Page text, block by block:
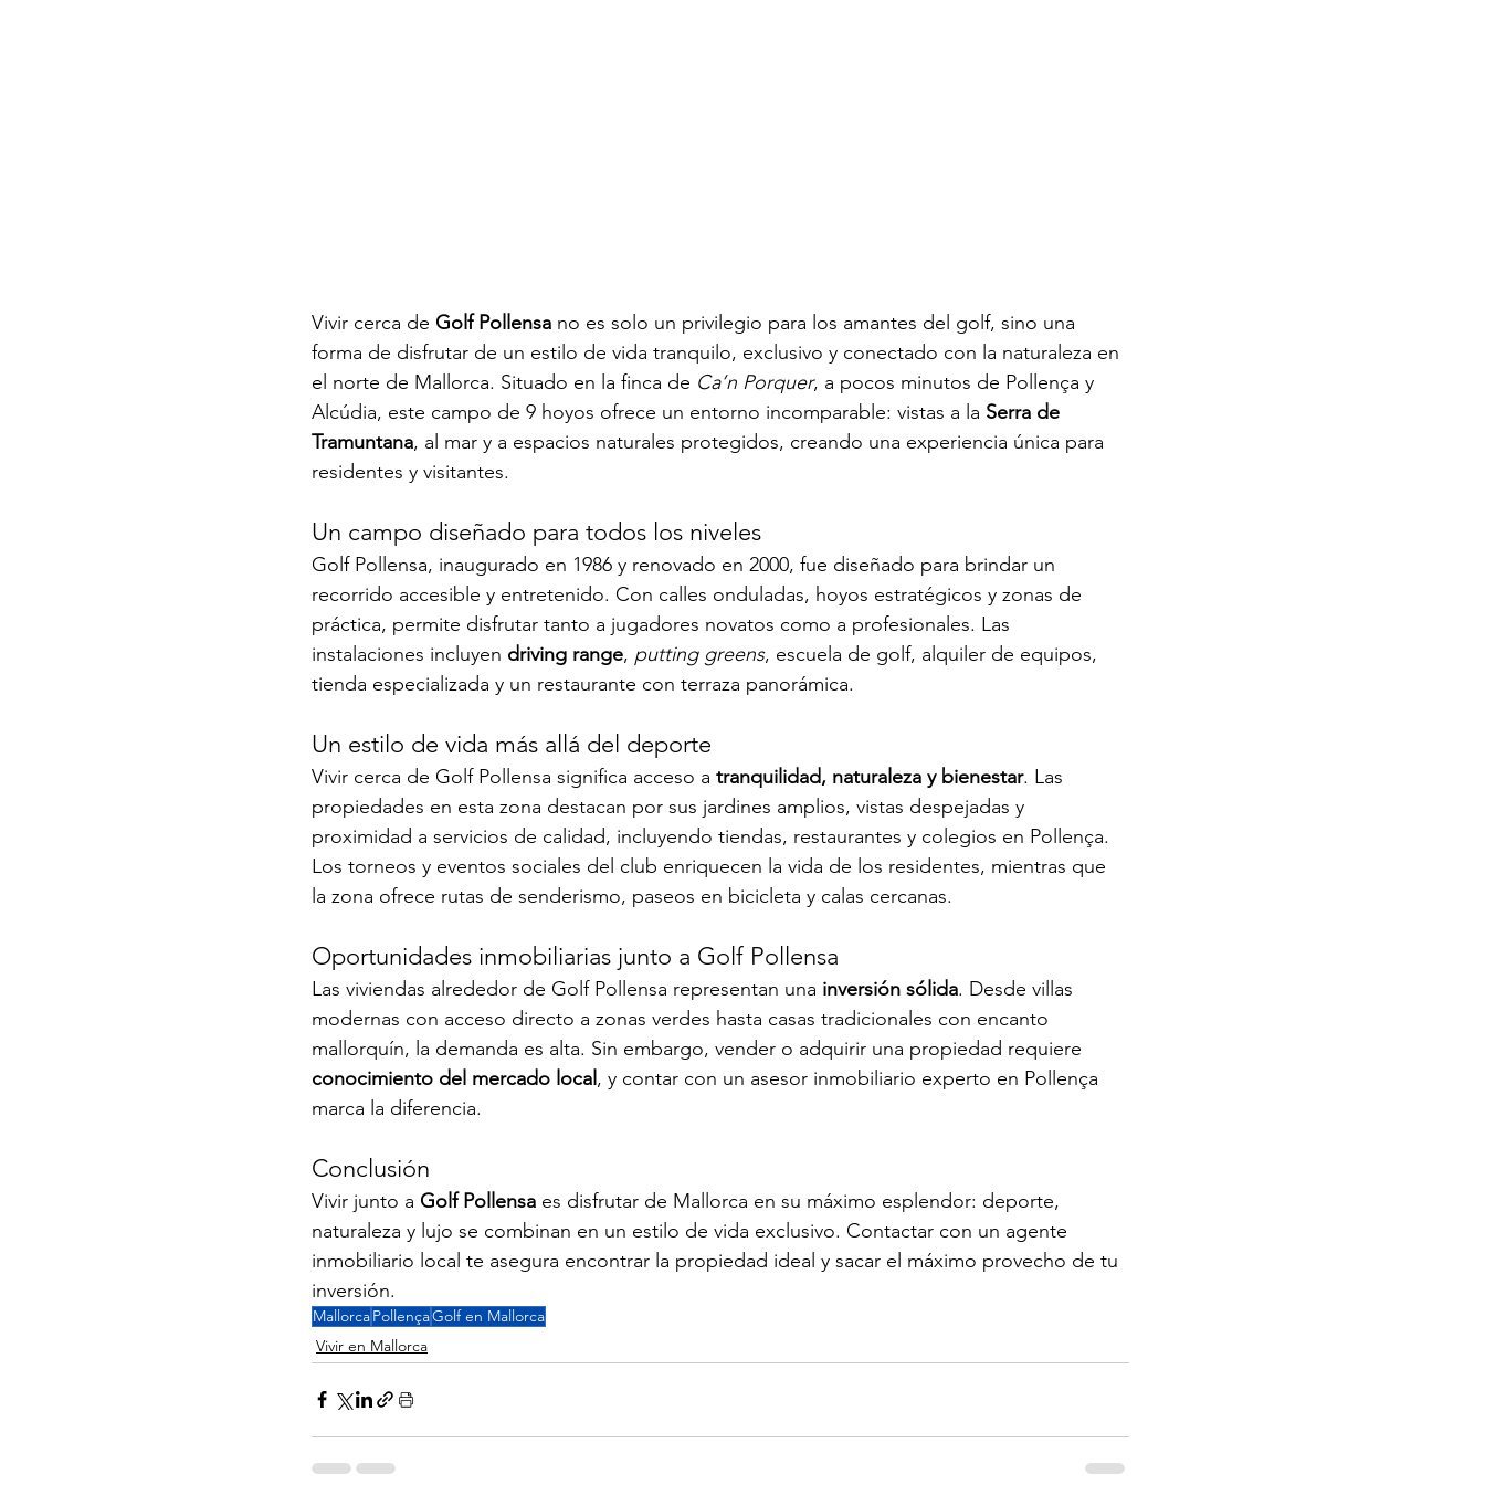
Vivir cerca de Golf Pollensa no es solo un privilegio para los amantes del golf, sino una
forma de disfrutar de un estilo de vida tranquilo, exclusivo y conectado con la naturaleza en
el norte de Mallorca. Situado en la finca de Ca’n Porquer, a pocos minutos de Pollença y
Alcúdia, este campo de 9 hoyos ofrece un entorno incomparable: vistas a la Serra de
Tramuntana, al mar y a espacios naturales protegidos, creando una experiencia única para
residentes y visitantes.
Un campo diseñado para todos los niveles
Golf Pollensa, inaugurado en 1986 y renovado en 2000, fue diseñado para brindar un
recorrido accesible y entretenido. Con calles onduladas, hoyos estratégicos y zonas de
práctica, permite disfrutar tanto a jugadores novatos como a profesionales. Las
instalaciones incluyen driving range, putting greens, escuela de golf, alquiler de equipos,
tienda especializada y un restaurante con terraza panorámica.
Un estilo de vida más allá del deporte
Vivir cerca de Golf Pollensa significa acceso a tranquilidad, naturaleza y bienestar. Las
propiedades en esta zona destacan por sus jardines amplios, vistas despejadas y
proximidad a servicios de calidad, incluyendo tiendas, restaurantes y colegios en Pollença.
Los torneos y eventos sociales del club enriquecen la vida de los residentes, mientras que
la zona ofrece rutas de senderismo, paseos en bicicleta y calas cercanas.
Oportunidades inmobiliarias junto a Golf Pollensa
Las viviendas alrededor de Golf Pollensa representan una inversión sólida. Desde villas
modernas con acceso directo a zonas verdes hasta casas tradicionales con encanto
mallorquín, la demanda es alta. Sin embargo, vender o adquirir una propiedad requiere
conocimiento del mercado local, y contar con un asesor inmobiliario experto en Pollença
marca la diferencia.
Conclusión
Vivir junto a Golf Pollensa es disfrutar de Mallorca en su máximo esplendor: deporte,
naturaleza y lujo se combinan en un estilo de vida exclusivo. Contactar con un agente
inmobiliario local te asegura encontrar la propiedad ideal y sacar el máximo provecho de tu
inversión.
MallorcaPollençaGolf en Mallorca
Vivir en Mallorca